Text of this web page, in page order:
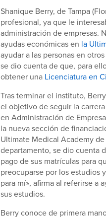
Shanique Berry, de Tampa
profesional, ya que le
administración de empresas.
ayudas económicas en la
ayudar a las personas en
se dio cuenta de que, para
obtener una Licenciatura en
Tras terminar el instituto,
el objetivo de seguir la
en Administración de
la nueva sección de
Ultimate Medical Academy
departamento, se dio cuenta
pago de sus matrículas para
preocuparse por los estudios
para mí», afirma al referirse a
sus estudios.
Berry conoce de primera